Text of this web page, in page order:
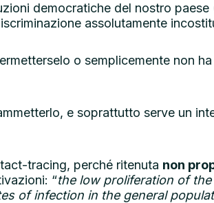
democratiche del nostro paese
assolutamente
o semplicemente non
e soprattutto serve un
tracing, perché ritenuta non
“the low proliferation of
of infection in the general